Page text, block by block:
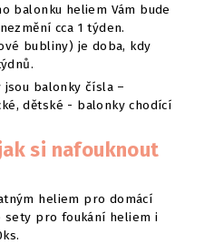
balonku heliem Vám bude
cca 1 týden.
bubliny) je doba, kdy
balonky čísla –
dětské - balonky chodící
si nafouknout
heliem pro domácí
sety pro foukání heliem i